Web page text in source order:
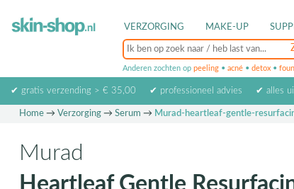
VERZORGING MAKE-UP
Anderen zochten op peeling • acné • detox •
✔ gratis verzending > € 35,00 ✔ professioneel advies ✔ alles
Home→ Verzorging→ Serum → Murad-heartleaf-gentle-
Murad
Heartleaf Gentle